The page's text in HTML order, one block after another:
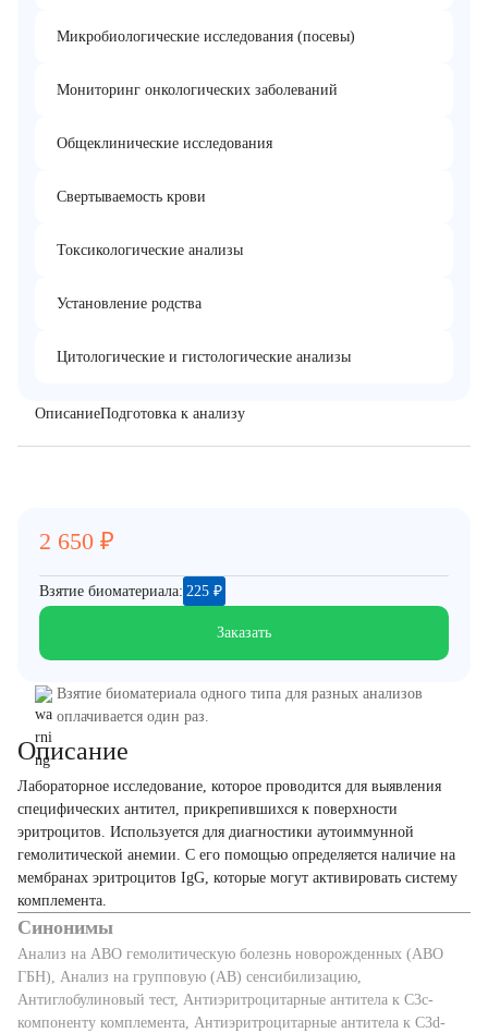
Микробиологические исследования (посевы)
Мониторинг онкологических заболеваний
Общеклинические исследования
Свертываемость крови
Токсикологические анализы
Установление родства
Цитологические и гистологические анализы
ОписаниеПодготовка к анализу
Описание
Лабораторное исследование, которое проводится для выявления
специфических антител, прикрепившихся к поверхности
эритроцитов. Используется для диагностики аутоиммунной
гемолитической анемии. С его помощью определяется наличие на
мембранах эритроцитов IgG, которые могут активировать систему
комплемента.
Синонимы
Анализ на АВО гемолитическую болезнь новорожденных (АВО
ГБН), Анализ на групповую (АВ) сенсибилизацию,
Антиглобулиновый тест, Антиэритроцитарные антитела к C3c-
компоненту комплемента, Антиэритроцитарные антитела к C3d-
2 650 ₽
Взятие биоматериала: 225 ₽
Заказать
Взятие биоматериала одного типа для разных анализов
оплачивается один раз.